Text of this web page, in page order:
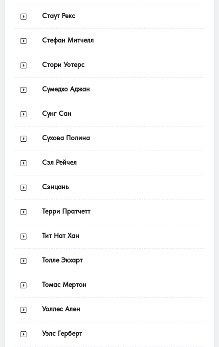
Стаут Рекс
Стефан Митчелл
Стори Уотерс
Сумедхо Аджан
Сунг Сан
Сухова Полина
Сэл Рейчел
Сэнцань
Терри Пратчетт
Тит Нат Хан
Толле Экхарт
Томас Мертон
Уоллес Ален
Уэлс Герберт